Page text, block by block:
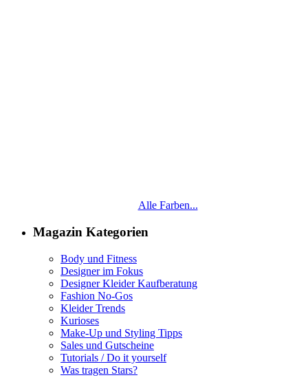
Alle Farben...
Magazin Kategorien
Body und Fitness
Designer im Fokus
Designer Kleider Kaufberatung
Fashion No-Gos
Kleider Trends
Kurioses
Make-Up und Styling Tipps
Sales und Gutscheine
Tutorials / Do it yourself
Was tragen Stars?